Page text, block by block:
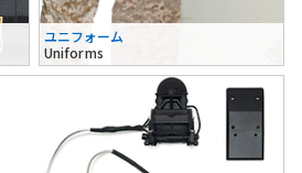
ユニフォーム
Uniforms